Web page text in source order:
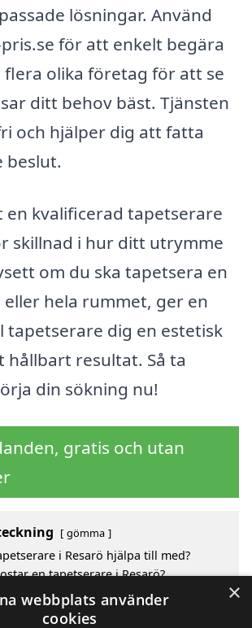
lösningar. Använd
för att enkelt begära
olika företag för att se
ditt behov bäst. Tjänsten
och hjälper dig att fatta
beslut.
en kvalificerad tapetserare
skillnad i hur ditt utrymme
om du ska tapetsera en
eller hela rummet, ger en
tapetserare dig en estetisk
hållbart resultat. Så ta
din sökning nu!
gratis och utan
gömma
i Resarö hjälpa till med?
en tapetserare i Resarö?
att välja tapetserare i Resarö
tapetserare i de omgivande
×
webbplats använder
cookies